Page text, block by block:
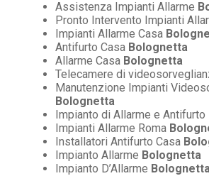
Assistenza Impianti Allarme
Pronto Intervento Impianti
Impianti Allarme Casa
Antifurto Casa Bolognetta
Allarme Casa Bolognetta
Telecamere di
Manutenzione Impianti
Bolognetta
Impianto di Allarme e Antifurto
Impianti Allarme Roma
Installatori Antifurto Casa
Impianto Allarme Bolognetta
Impianto D’Allarme Bolognetta